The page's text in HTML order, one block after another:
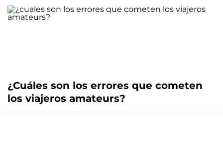
¿Cuáles son los errores que cometen
los viajeros amateurs?